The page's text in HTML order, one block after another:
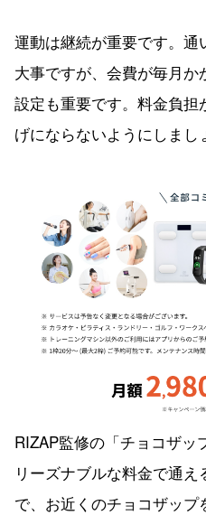
運動は継続が重要です。
大事ですが、会費が毎月
設定も重要です。料金負
げにならないようにしまし
RIZAP監修の「チョコザッ
リーズナブルな料金で通
で、お近くのチョコザップ